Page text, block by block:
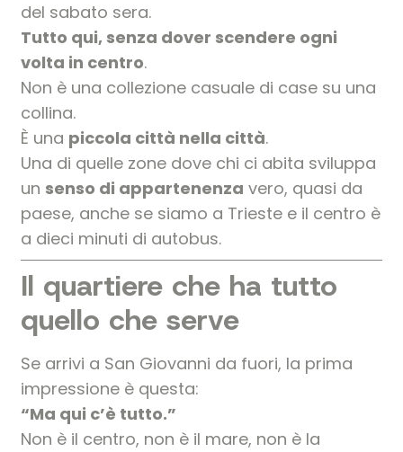
del sabato sera.
Tutto qui, senza dover scendere ogni
volta in centro.
Non è una collezione casuale di case su una
collina.
È una piccola città nella città.
Una di quelle zone dove chi ci abita sviluppa
un senso di appartenenza vero, quasi da
paese, anche se siamo a Trieste e il centro è
a dieci minuti di autobus.
Il quartiere che ha tutto
quello che serve
Se arrivi a San Giovanni da fuori, la prima
impressione è questa:
“Ma qui c’è tutto.”
Non è il centro, non è il mare, non è la